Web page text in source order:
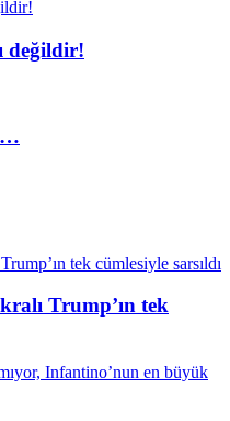
değildir!
Trump’ın tek